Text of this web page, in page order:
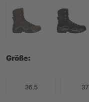
Größe
36.5 37